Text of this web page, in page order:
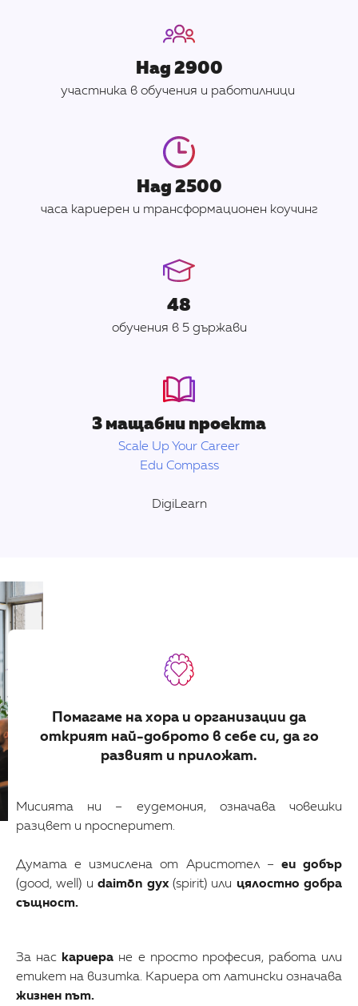
Над 2900
участника в обучения и работилници
Над 2500
часа кариерен и трансформационен коучинг
48
обучения в 5 държави
3 мащабни проекта
Scale Up Your Career
Edu Compass
DigiLearn
Помагаме на хора и организации да
открият най-доброто в себе си, да го
развият и приложат.
Мисията ни – еудемония, означава човешки
разцвет и просперитет.
Думата е измислена от Аристотел – eu добър
(good, well) иdaimōn дух (spirit) или цялостно добра
същност.
За нас кариера не е просто професия, работа или
етикет на визитка. Кариера от латински означава
жизнен път.